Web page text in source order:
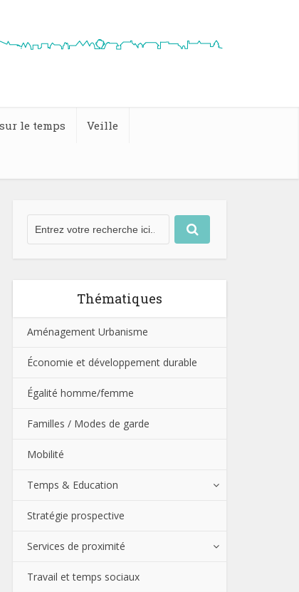
le temps Veille
Thématiques
Aménagement Urbanisme
Économie et développement durable
Égalité homme/femme
Familles / Modes de garde
Mobilité
Temps & Education
Stratégie prospective
Services de proximité
Travail et temps sociaux